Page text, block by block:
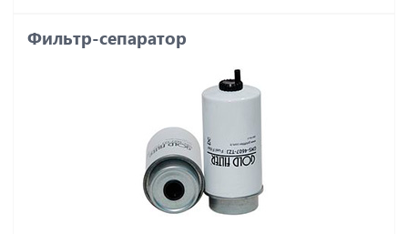
Фильтр-сепаратор